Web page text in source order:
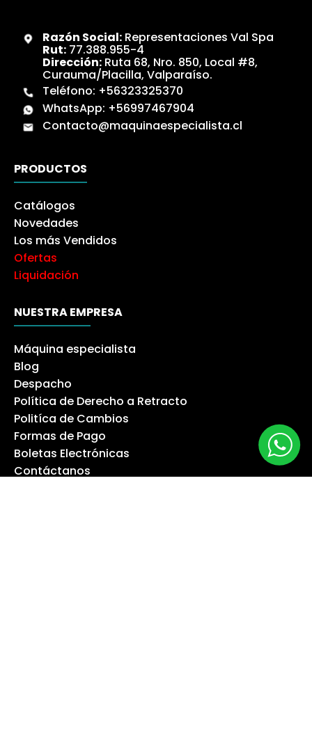
Razón Social:Representaciones Val Spa
Rut:77.388.955-4
Dirección:Ruta 68, Nro. 850, Local #8,
Curauma/Placilla, Valparaíso.
Teléfono: +56323325370
WhatsApp: +56997467904
Contacto@maquinaespecialista.cl
PRODUCTOS
Catálogos
Novedades
Los más Vendidos
Ofertas
Liquidación
NUESTRA EMPRESA
Máquina especialista
Blog
Despacho
Política de Derecho a Retracto
Politíca de Cambios
Formas de Pago
Boletas Electrónicas
Contáctanos